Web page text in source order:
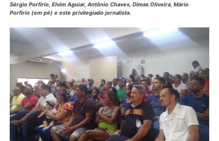
Sérgio Porfirio, Elvim Aguiar, Antônio Chaves, Dimas Oliveira, Mário
Porfirio (em pé) e este privilegiado jornalista.